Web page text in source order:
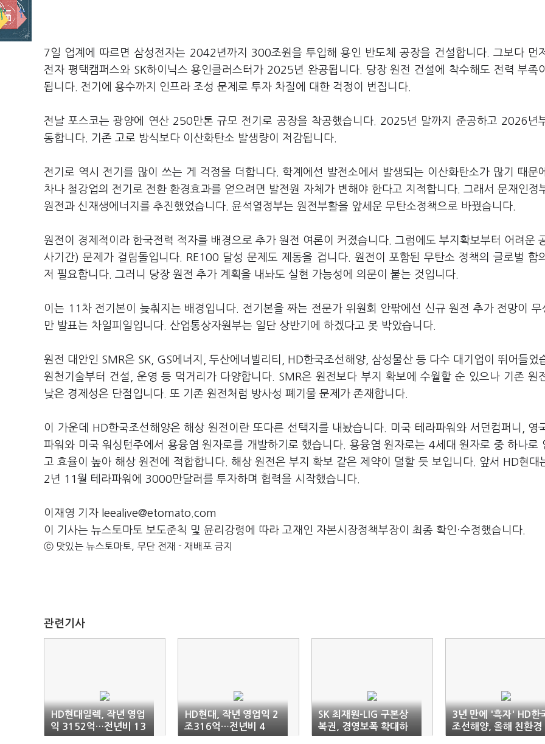
7일 업계에 따르면 삼성전자는 2042년까지 300조원을 투입해 용인 반도체 공장을 건설합니다. 그보다 먼
전자 평택캠퍼스와 SK하이닉스 용인클러스터가 2025년 완공됩니다. 당장 원전 건설에 착수해도 전력 부족
됩니다. 전기에 용수까지 인프라 조성 문제로 투자 차질에 대한 걱정이 번집니다.
전날 포스코는 광양에 연산 250만톤 규모 전기로 공장을 착공했습니다. 2025년 말까지 준공하고 2026년
동합니다. 기존 고로 방식보다 이산화탄소 발생량이 저감됩니다.
전기로 역시 전기를 많이 쓰는 게 걱정을 더합니다. 학계에선 발전소에서 발생되는 이산화탄소가 많기 때문
차나 철강업의 전기로 전환 환경효과를 얻으려면 발전원 자체가 변해야 한다고 지적합니다. 그래서 문재인정
원전과 신재생에너지를 추진했었습니다. 윤석열정부는 원전부활을 앞세운 무탄소정책으로 바꿨습니다.
원전이 경제적이라 한국전력 적자를 배경으로 추가 원전 여론이 커졌습니다. 그럼에도 부지확보부터 어려운
사기간) 문제가 걸림돌입니다. RE100 달성 문제도 제동을 겁니다. 원전이 포함된 무탄소 정책의 글로벌 합
저 필요합니다. 그러니 당장 원전 추가 계획을 내놔도 실현 가능성에 의문이 붙는 것입니다.
이는 11차 전기본이 늦춰지는 배경입니다. 전기본을 짜는 전문가 위원회 안팎에선 신규 원전 추가 전망이 무
만 발표는 차일피일입니다. 산업통상자원부는 일단 상반기에 하겠다고 못 박았습니다.
원전 대안인 SMR은 SK, GS에너지, 두산에너빌리티, HD한국조선해양, 삼성물산 등 다수 대기업이 뛰어들었
원천기술부터 건설, 운영 등 먹거리가 다양합니다. SMR은 원전보다 부지 확보에 수월할 순 있으나 기존 원
낮은 경제성은 단점입니다. 또 기존 원전처럼 방사성 폐기물 문제가 존재합니다.
이 가운데 HD한국조선해양은 해상 원전이란 또다른 선택지를 내놨습니다. 미국 테라파워와 서던컴퍼니, 영
파워와 미국 워싱턴주에서 용융염 원자로를 개발하기로 했습니다. 용융염 원자로는 4세대 원자로 중 하나로
고 효율이 높아 해상 원전에 적합합니다. 해상 원전은 부지 확보 같은 제약이 덜할 듯 보입니다. 앞서 HD현대
2년 11월 테라파워에 3000만달러를 투자하며 협력을 시작했습니다.
이재영 기자 leealive@etomato.com
이 기사는 뉴스토마토 보도준칙 및 윤리강령에 따라 고재인 자본시장정책부장이 최종 확인·수정했습니다.
ⓒ 맛있는 뉴스토마토, 무단 전재 - 재배포 금지
관련기사
HD현대일렉, 작년 영업
익 3152억…전년비 13
7%↑
HD현대, 작년 영업익 2
조316억…전년비 4
0%↓
SK 최재원-LIG 구본상
복권, 경영보폭 확대하
나
3년 만에 '흑자' HD한
조선해양, 올해 친환경
선 수주 순항